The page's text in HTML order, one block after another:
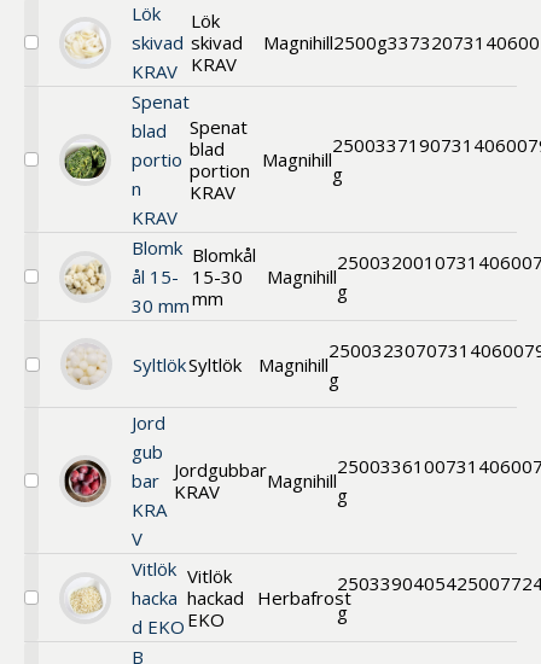
Välj
skivad
Lök
skivad
KRAV
Lök
skivad
KRAV
Magnihill2500g33732
Välj
portion
Spenat
blad
portio
n
KRAV
Spenat
blad
portion
KRAV
Magnihill
2500
g
33719
Välj
Blomk
ål 15-
30 mm
Blomkål
15-30
mm
Magnihill
2500
g
32001
Välj
SyltlökSyltlök Magnihill
2500
g
32307
Välj
Jord
gub
bar
KRA
V
Jordgubbar
KRAV
Magnihill
2500
g
33610
Välj
hackad
Vitlök
hacka
d EKO
Vitlök
hackad
EKO
Herbafrost
250
g
33904
B